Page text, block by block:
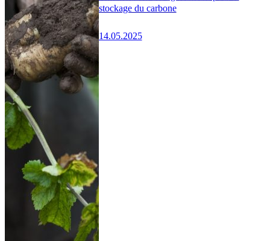
stockage du carbone
14.05.2025